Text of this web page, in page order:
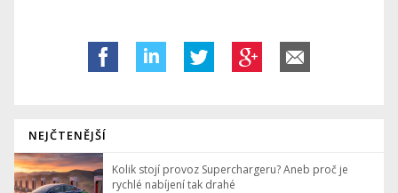
NEJČTENĚJŠÍ
Kolik stojí provoz Superchargeru? Aneb proč je
rychlé nabíjení tak drahé